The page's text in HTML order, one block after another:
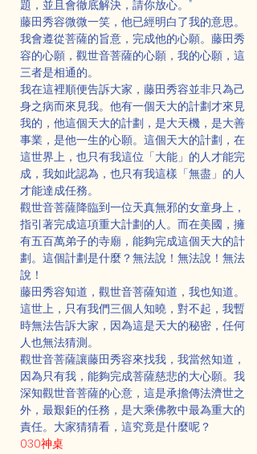
題，並且會徹底解決，請你放心。”
藤田秀容微微一笑，他已經明白了我的意思。
我會遵從菩薩的旨意，完成他的心願。藤田秀
容的心願，觀世音菩薩的心願，我的心願，這
三者是相通的。
我在這裡順便告訴大家，藤田秀容並非只為己
身之病而來見我。他有一個天大的計劃才來見
我的，他這個天大的計劃，是大天機，是大善
事業，是他一生的心願。這個天大的計劃，在
這世界上，也只有我這位「大能」的人才能完
成，我如此認為，也只有我這樣「無盡」的人
才能達成任務。
觀世音菩薩降臨到一位天真無邪的女童身上，
指引著完成這項重大計劃的人。而在美國，擁
有五百萬弟子的寺廟，能夠完成這個天大的計
劃。這個計劃是什麼？無法說！無法說！無法
說！
藤田秀容知道，觀世音菩薩知道，我也知道。
這世上，只有我們三個人知曉，對不起，我暫
時無法告訴大家，因為這是天大的秘密，任何
人也無法猜測。
觀世音菩薩讓藤田秀容來找我，我當然知道，
因為只有我，能夠完成菩薩慈悲的大心願。我
深知觀世音菩薩的心意，這是承擔傳法濟世之
外，最艱鉅的任務，是大乘佛教中最為重大的
責任。大家猜猜看，這究竟是什麼呢？
030神桌